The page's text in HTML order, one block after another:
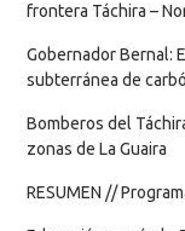
frontera Táchira –
Gobernador Bernal:
subterránea de
Bomberos del
zonas de La Guaira
RESUMEN //